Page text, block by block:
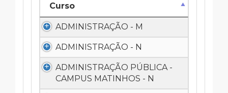
Curso
ADMINISTRAÇÃO - M
ADMINISTRAÇÃO - N
ADMINISTRAÇÃO PÚBLICA -
CAMPUS MATINHOS - N